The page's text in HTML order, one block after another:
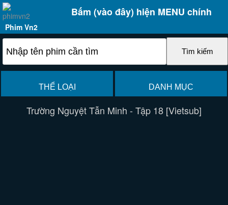
Bấm (vào đây) hiện MENU chính
Phim Vn2
THỂ LOẠI DANH MỤC
Trường Nguyệt Tẫn Minh - Tập 18 [Vietsub]